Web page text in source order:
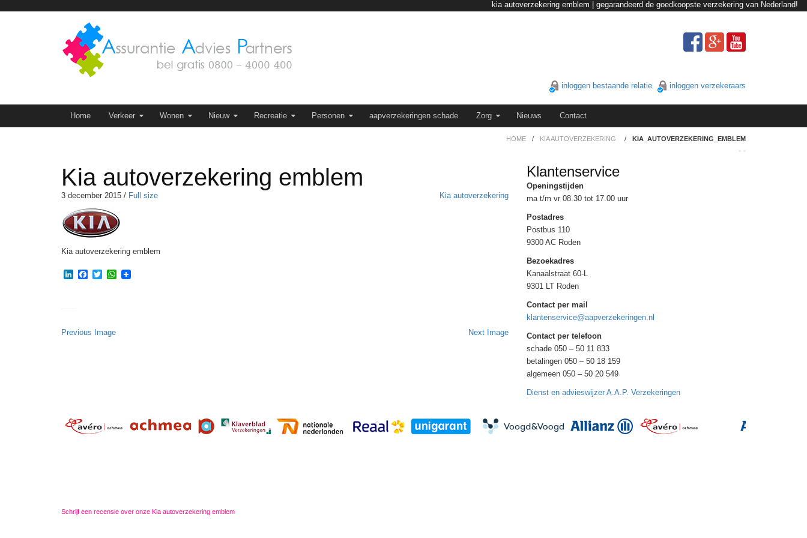
kia autoverzekering emblem | gegarandeerd de goedkoopste verzekering van Nederland!
inloggen bestaande relatie inloggen verzekeraars
Skip to content
Home Verkeer Wonen Nieuw Recreatie Personen aapverzekeringen schade Zorg Nieuws Contact
HOME / KIA AUTOVERZEKERING / KIA_AUTOVERZEKERING_EMBLEM
Kia autoverzekering emblem
3 december 2015 / Full size Kia autoverzekering
Kia autoverzekering emblem
LinkedIn
Facebook
TwitterWhatsApp
Previous Image Next Image
Klantenservice
Openingstijden
ma t/m vr 08.30 tot 17.00 uur
Postadres
Postbus 110
9300 AC Roden
Bezoekadres
Kanaalstraat 60-L
9301 LT Roden
Contact per mail
klantenservice@aapverzekeringen.nl
Contact per telefoon
schade 050 – 50 11 833
betalingen 050 – 50 18 159
algemeen 050 – 50 20 549
Dienst en advieswijzer A.A.P. Verzekeringen
Schrijf een recensie over onze Kia autoverzekering emblem